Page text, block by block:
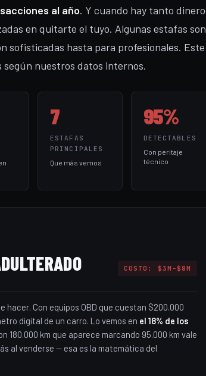
al año. Y cuando hay tanto dinero
en quitarte el tuyo. Algunas estafas son
sofisticadas hasta para profesionales. Este
según nuestros datos internos.
7
ESTAFAS
PRINCIPALES
Que más vemos
95%
DETECTABLES
Con peritaje
técnico
COSTO: $3M–$8M
hacer. Con equipos OBD que cuestan $200.000
digital de un carro. Lo vemos en el 18% de los
180.000 km que aparece marcando 95.000 km vale
al venderse — esa es la matemática del